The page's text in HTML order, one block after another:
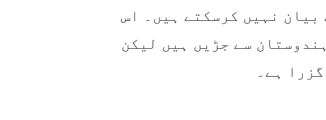
بیان نہیں کرسکتے ہیں۔ اس
سے جڑیں ہیں لیکن
ہے۔